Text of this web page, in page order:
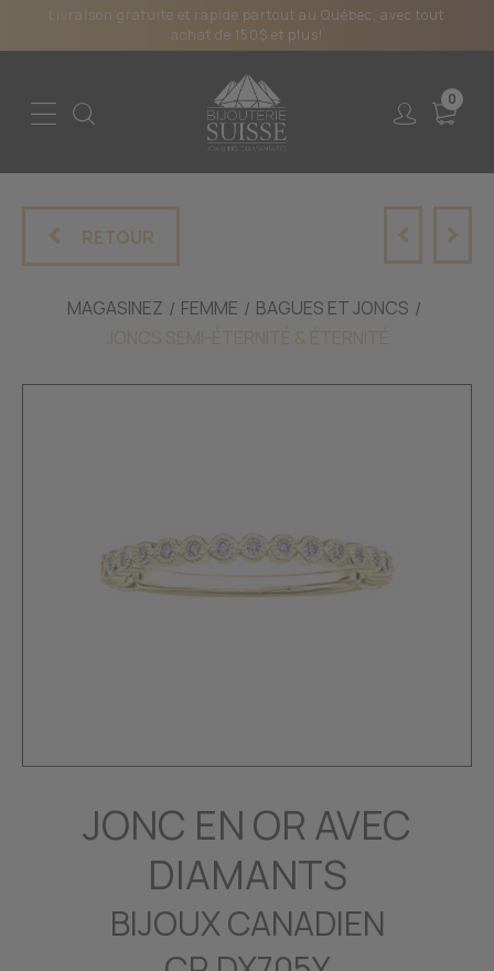
Livraison gratuite et rapide partout au Québec, avec tout
achat de 150$ et plus!
0
RETOUR
MAGASINEZ FEMME
BAGUES ET JONCS
JONCS SEMI-ÉTERNITÉ & ÉTERNITÉ
JONC EN OR AVEC
DIAMANTS
BIJOUX CANADIEN